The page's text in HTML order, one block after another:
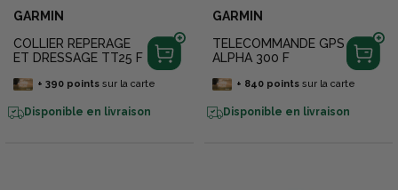
GARMIN
COLLIER REPERAGE
ET DRESSAGE TT25 F
+ 390pointssur la carte
Disponible en livraison
GARMIN
TELECOMMANDE GPS
ALPHA 300 F
+ 840pointssur la carte
Disponible en livraison